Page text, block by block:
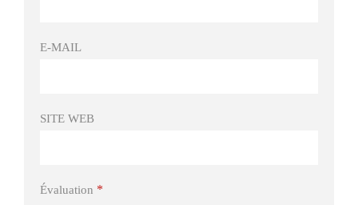
E-MAIL
SITE WEB
Évaluation *